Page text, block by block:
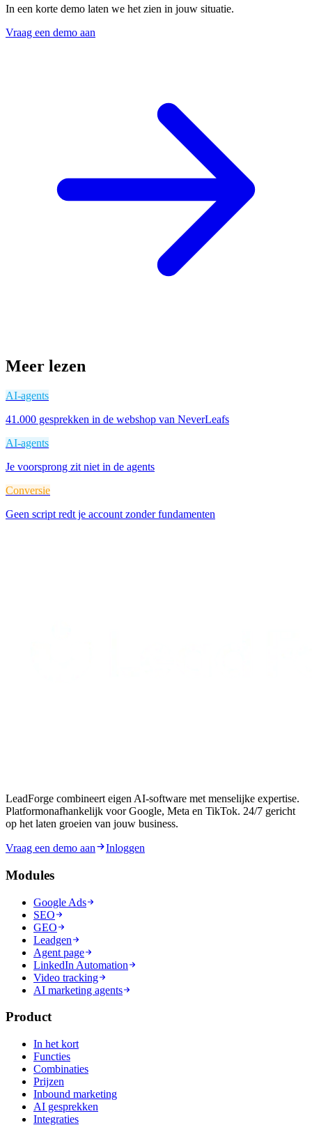
In een korte demo laten we het zien in jouw situatie.
Vraag een demo aan
Meer lezen
AI-agents
41.000 gesprekken in de webshop van NeverLeafs
AI-agents
Je voorsprong zit niet in de agents
Conversie
Geen script redt je account zonder fundamenten
LeadForge combineert eigen AI-software met menselijke expertise.
Platformonafhankelijk voor Google, Meta en TikTok. 24/7 gericht
op het laten groeien van jouw business.
Vraag een demo aan Inloggen
Modules
Google Ads
SEO
GEO
Leadgen
Agent page
LinkedIn Automation
Video tracking
AI marketing agents
Product
In het kort
Functies
Combinaties
Prijzen
Inbound marketing
AI gesprekken
Integraties